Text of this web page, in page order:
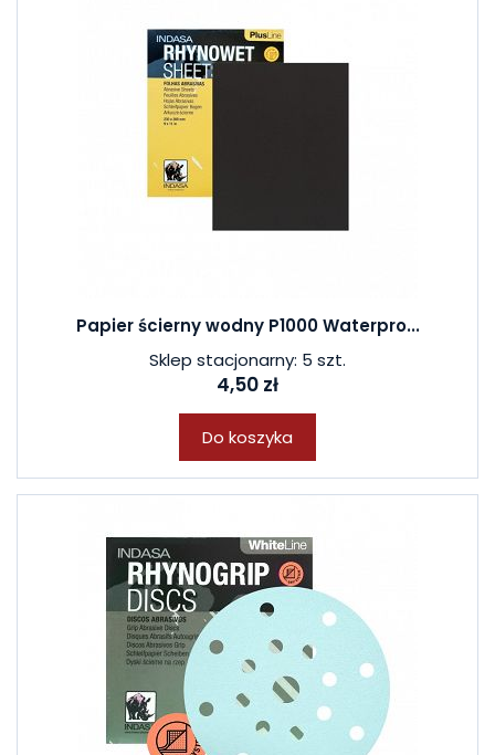
Papier ścierny wodny P1000 Waterpro...
Sklep stacjonarny: 5 szt.
4,50 zł
Do koszyka